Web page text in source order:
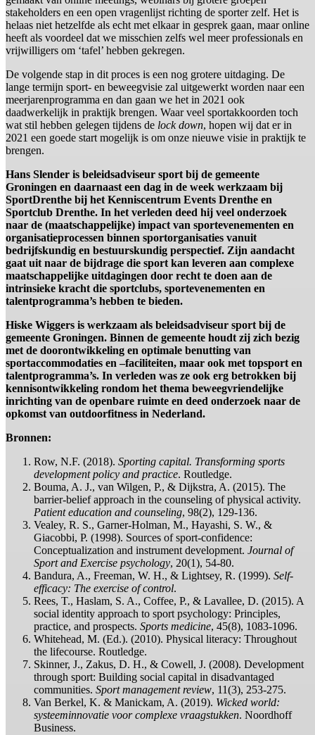
stakeholders en een open vragenlijst richting de sporter zelf. Het is
helaas niet hetzelfde als echt met elkaar in gesprek gaan, maar online
heeft als voordeel dat we misschien zelfs wel meer professionals en
vrijwilligers om ‘tafel’ hebben gekregen.
De volgende stap in dit proces is een nog grotere uitdaging. De
lange termijn sport- en beweegvisie zal uitgewerkt worden naar een
meerjarenprogramma en dan gaan we het in 2021 ook
daadwerkelijk in praktijk brengen. Waar veel sportakkoorden toch
wat stil hebben gelegen tijdens de lock down, hopen wij dat er in
2021 een goede start mogelijk is om onze nieuwe visie in praktijk te
brengen.
Hans Slender is beleidsadviseur sport bij de gemeente
Groningen en daarnaast een dag in de week werkzaam bij
SportDrenthe bij het Kenniscentrum Events Drenthe en
Sportclub Drenthe. In het verleden deed hij veel onderzoek
naar de (maatschappelijke) impact van sportevenementen en
organisatieprocessen binnen sportorganisaties vanuit
bedrijfskundig en bestuurskundig perspectief. Zijn aandacht
gaat uit naar de bijdrage die sport kan leveren aan complexe
maatschappelijke uitdagingen door recht te doen aan de
intrinsieke kracht die sportclubs, sportevenementen en
talentprogramma’s hebben te bieden.
Hiske Wiggers is werkzaam als beleidsadviseur sport bij de
gemeente Groningen. Binnen de gemeente houdt zij zich bezig
met de doorontwikkeling en optimale benutting van
sportaccommodaties en –faciliteiten, maar ook met topsport en
talentprogramma’s. In verleden was ze ook erg betrokken bij
kennisontwikkeling rondom het thema beweegvriendelijke
inrichting van de openbare ruimte en deed onderzoek naar de
opkomst van outdoorfitness in Nederland.
Bronnen:
Row, N.F. (2018). Sporting capital. Transforming sports
development policy and practice. Routledge.
Bouma, A. J., van Wilgen, P., & Dijkstra, A. (2015). The
barrier-belief approach in the counseling of physical activity.
Patient education and counseling, 98(2), 129-136.
Vealey, R. S., Garner-Holman, M., Hayashi, S. W., &
Giacobbi, P. (1998). Sources of sport-confidence:
Conceptualization and instrument development. Journal of
Sport and Exercise psychology, 20(1), 54-80.
Bandura, A., Freeman, W. H., & Lightsey, R. (1999). Self-
efficacy: The exercise of control.
Rees, T., Haslam, S. A., Coffee, P., & Lavallee, D. (2015). A
social identity approach to sport psychology: Principles,
practice, and prospects. Sports medicine, 45(8), 1083-1096.
Whitehead, M. (Ed.). (2010). Physical literacy: Throughout
the lifecourse. Routledge.
Skinner, J., Zakus, D. H., & Cowell, J. (2008). Development
through sport: Building social capital in disadvantaged
communities. Sport management review, 11(3), 253-275.
Van Berkel, K. & Manickam, A. (2019). Wicked world:
systeeminnovatie voor complexe vraagstukken. Noordhoff
Business.